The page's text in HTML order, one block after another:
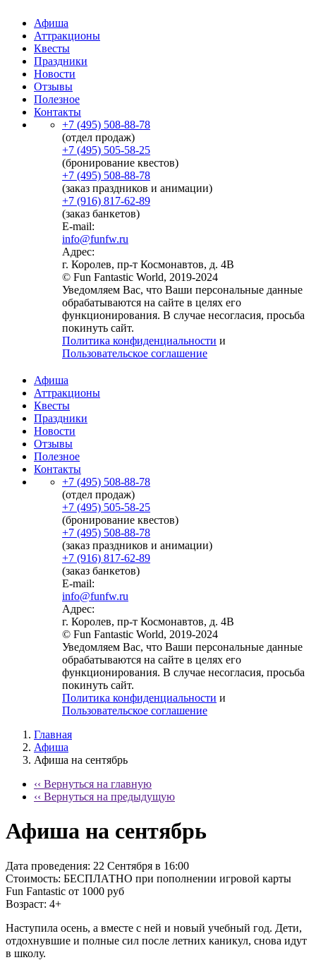
Афиша
Аттракционы
Квесты
Праздники
Новости
Отзывы
Полезное
Контакты
+7 (495) 508-88-78
(отдел продаж)
+7 (495) 505-58-25
(бронирование квестов)
+7 (495) 508-88-78
(заказ праздников и анимации)
+7 (916) 817-62-89
(заказ банкетов)
E-mail:
info@funfw.ru
Адрес:
г. Королев, пр-т Космонавтов, д. 4В
© Fun Fantastic World, 2019-2024
Уведомляем Вас, что Ваши персональные данные
обрабатываются на сайте в целях его
функционирования. В случае несогласия, просьба
покинуть сайт.
Политика конфиденциальности и
Пользовательское соглашение
Афиша
Аттракционы
Квесты
Праздники
Новости
Отзывы
Полезное
Контакты
+7 (495) 508-88-78
(отдел продаж)
+7 (495) 505-58-25
(бронирование квестов)
+7 (495) 508-88-78
(заказ праздников и анимации)
+7 (916) 817-62-89
(заказ банкетов)
E-mail:
info@funfw.ru
Адрес:
г. Королев, пр-т Космонавтов, д. 4В
© Fun Fantastic World, 2019-2024
Уведомляем Вас, что Ваши персональные данные
обрабатываются на сайте в целях его
функционирования. В случае несогласия, просьба
покинуть сайт.
Политика конфиденциальности и
Пользовательское соглашение
Главная
Афиша
Афиша на сентябрь
‹‹ Вернуться на главную
‹‹ Вернуться на предыдущую
Афиша на сентябрь
Дата проведения: 22 Сентября в 16:00
Стоимость: БЕСПЛАТНО при пополнении игровой карты
Fun Fantastic от 1000 руб
Возраст: 4+
Наступила осень, а вместе с ней и новый учебный год. Дети,
отдохнувшие и полные сил после летних каникул, снова идут
в школу.